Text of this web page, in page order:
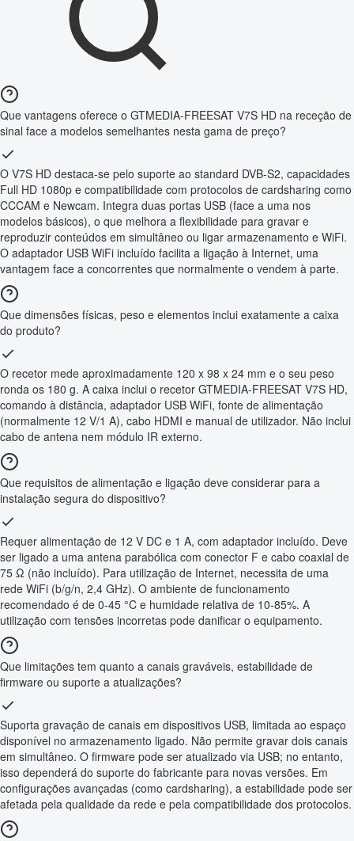
Que vantagens oferece o GTMEDIA-FREESAT V7S HD na receção de
sinal face a modelos semelhantes nesta gama de preço?
O V7S HD destaca-se pelo suporte ao standard DVB-S2, capacidades
Full HD 1080p e compatibilidade com protocolos de cardsharing como
CCCAM e Newcam. Integra duas portas USB (face a uma nos
modelos básicos), o que melhora a flexibilidade para gravar e
reproduzir conteúdos em simultâneo ou ligar armazenamento e WiFi.
O adaptador USB WiFi incluído facilita a ligação à Internet, uma
vantagem face a concorrentes que normalmente o vendem à parte.
Que dimensões físicas, peso e elementos inclui exatamente a caixa
do produto?
O recetor mede aproximadamente 120 x 98 x 24 mm e o seu peso
ronda os 180 g. A caixa inclui o recetor GTMEDIA-FREESAT V7S HD,
comando à distância, adaptador USB WiFi, fonte de alimentação
(normalmente 12 V/1 A), cabo HDMI e manual de utilizador. Não inclui
cabo de antena nem módulo IR externo.
Que requisitos de alimentação e ligação deve considerar para a
instalação segura do dispositivo?
Requer alimentação de 12 V DC e 1 A, com adaptador incluído. Deve
ser ligado a uma antena parabólica com conector F e cabo coaxial de
75 Ω (não incluído). Para utilização de Internet, necessita de uma
rede WiFi (b/g/n, 2,4 GHz). O ambiente de funcionamento
recomendado é de 0-45 °C e humidade relativa de 10-85%. A
utilização com tensões incorretas pode danificar o equipamento.
Que limitações tem quanto a canais graváveis, estabilidade de
firmware ou suporte a atualizações?
Suporta gravação de canais em dispositivos USB, limitada ao espaço
disponível no armazenamento ligado. Não permite gravar dois canais
em simultâneo. O firmware pode ser atualizado via USB; no entanto,
isso dependerá do suporte do fabricante para novas versões. Em
configurações avançadas (como cardsharing), a estabilidade pode ser
afetada pela qualidade da rede e pela compatibilidade dos protocolos.